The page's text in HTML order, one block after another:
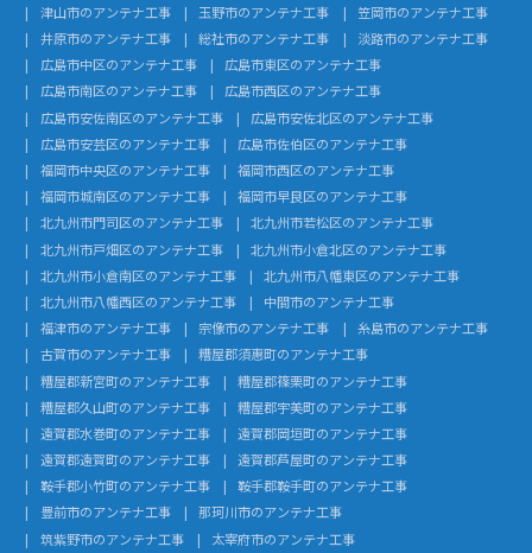
津山市のアンテナ工事
玉野市のアンテナ工事
笠岡市のアンテナ工事
井原市のアンテナ工事
総社市のアンテナ工事
淡路市のアンテナ工事
広島市中区のアンテナ工事
広島市東区のアンテナ工事
広島市南区のアンテナ工事
広島市西区のアンテナ工事
広島市安佐南区のアンテナ工事
広島市安佐北区のアンテナ工事
広島市安芸区のアンテナ工事
広島市佐伯区のアンテナ工事
福岡市中央区のアンテナ工事
福岡市西区のアンテナ工事
福岡市城南区のアンテナ工事
福岡市早良区のアンテナ工事
北九州市門司区のアンテナ工事
北九州市若松区のアンテナ工事
北九州市戸畑区のアンテナ工事
北九州市小倉北区のアンテナ工事
北九州市小倉南区のアンテナ工事
北九州市八幡東区のアンテナ工事
北九州市八幡西区のアンテナ工事
中間市のアンテナ工事
福津市のアンテナ工事
宗像市のアンテナ工事
糸島市のアンテナ工事
古賀市のアンテナ工事
糟屋郡須惠町のアンテナ工事
糟屋郡新宮町のアンテナ工事
糟屋郡篠栗町のアンテナ工事
糟屋郡久山町のアンテナ工事
糟屋郡宇美町のアンテナ工事
遠賀郡水巻町のアンテナ工事
遠賀郡岡垣町のアンテナ工事
遠賀郡遠賀町のアンテナ工事
遠賀郡芦屋町のアンテナ工事
鞍手郡小竹町のアンテナ工事
鞍手郡鞍手町のアンテナ工事
豊前市のアンテナ工事
那珂川市のアンテナ工事
筑紫野市のアンテナ工事
太宰府市のアンテナ工事